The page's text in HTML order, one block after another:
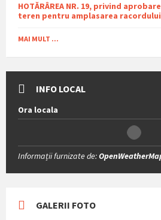
HOTĂRÂREA NR. 19, privind
teren pentru amplasarea racordului
comuna Sutești.
MAI MULT ...
INFO LOCAL
Ora locala
Informații furnizate de:
GALERII FOTO